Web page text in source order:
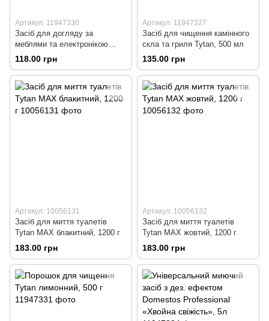
Артикул: 11947330
Засіб для догляду за
меблями та електронікою
Tytan, 500 мл
118.00 грн
Артикул: 11947327
Засіб для чищення камінного
скла та гриля Tytan, 500 мл
135.00 грн
Артикул: 10056131
Засіб для миття туалетів
Tytan MAX блакитний, 1200 г
183.00 грн
Артикул: 10056132
Засіб для миття туалетів
Tytan MAX жовтий, 1200 г
183.00 грн